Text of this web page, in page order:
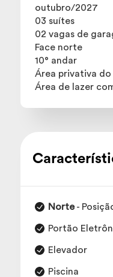
outubro/2027
03 suítes
02 vagas de
Face norte
10° andar
Área privativa do
Área de lazer
Norte-
Portão
Elevador
Piscina